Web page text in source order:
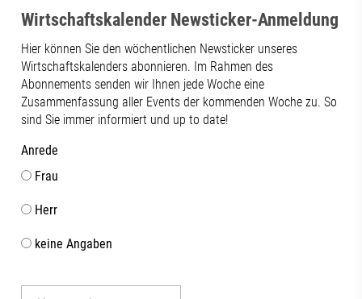
Wirtschaftskalender Newsticker-Anmeldung
Hier können Sie den wöchentlichen Newsticker unseres
Wirtschaftskalenders abonnieren. Im Rahmen des
Abonnements senden wir Ihnen jede Woche eine
Zusammenfassung aller Events der kommenden Woche zu. So
sind Sie immer informiert und up to date!
Anrede
Frau
Herr
keine Angaben